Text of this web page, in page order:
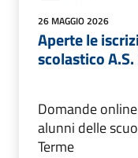
26 MAGGIO 2026
Aperte le
scolastico
Domande
alunni delle
Terme